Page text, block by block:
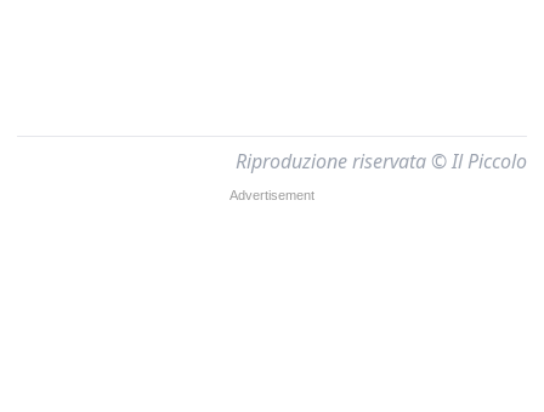
Riproduzione riservata © Il Piccolo